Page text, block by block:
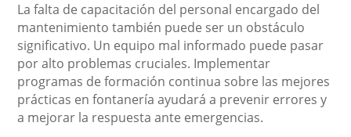
La falta de capacitación del personal encargado del
mantenimiento también puede ser un obstáculo
significativo. Un equipo mal informado puede pasar
por alto problemas cruciales. Implementar
programas de formación continua sobre las mejores
prácticas en fontanería ayudará a prevenir errores y
a mejorar la respuesta ante emergencias.